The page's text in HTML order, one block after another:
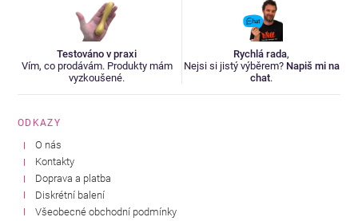
Testováno v praxi
Vím, co prodávám. Produkty mám
vyzkoušené.
Rychlá rada,
Nejsi si jistý výběrem? Napiš mi na
chat.
ODKAZY
O nás
Kontakty
Doprava a platba
Diskrétní balení
Všeobecné obchodní podmínky